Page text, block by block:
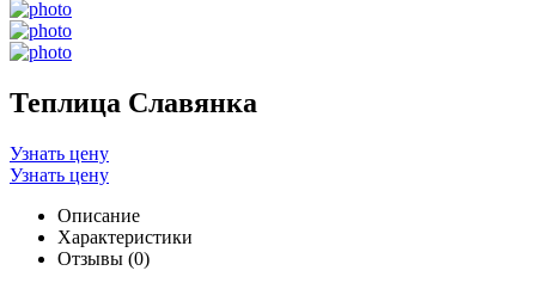
Теплица Славянка
Узнать цену
Узнать цену
Описание
Характеристики
Отзывы (0)